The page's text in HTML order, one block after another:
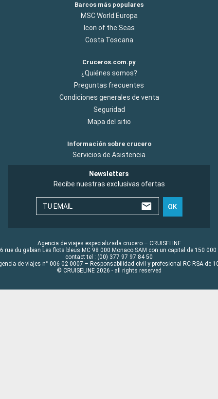
Barcos más populares
MSC World Europa
Icon of the Seas
Costa Toscana
Cruceros.com.py
¿Quiénes somos?
Preguntas frecuentes
Condiciones generales de venta
Seguridad
Mapa del sitio
Información sobre crucero
Servicios de Asistencia
Newsletters
Recibe nuestras exclusivas ofertas
TU EMAIL OK
Agencia de viajes especializada crucero – CRUISELINE
rue du gabian Les flots bleus MC 98 000 Monaco SAM con un capital de 150 000
contact tel : (00) 377 97 97 84 50
de viajes n° 006 02 0007 – Responsabilidad civil y profesional RC RSA de
© CRUISELINE 2026 - all rights reserved